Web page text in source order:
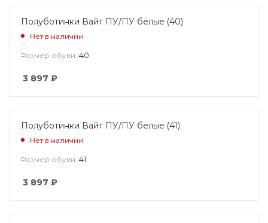
Полуботинки Вайт ПУ/ПУ белые (40)
Нет в наличии
Размер обуви: 40
3 897 ₽
Полуботинки Вайт ПУ/ПУ белые (41)
Нет в наличии
Размер обуви: 41
3 897 ₽